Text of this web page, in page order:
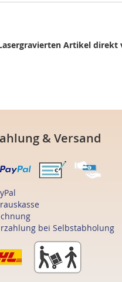
Artikel direkt
& Versand
bei Selbstabholung